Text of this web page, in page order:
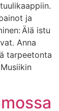
ja
Älä istu
Anna
tarpeetonta